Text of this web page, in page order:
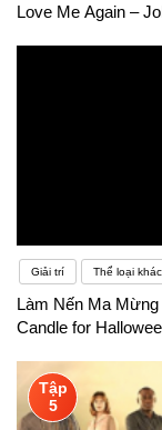
Love Me Again –
Giải trí Thể loại khác
Làm Nến Ma
Candle for
Tập
5